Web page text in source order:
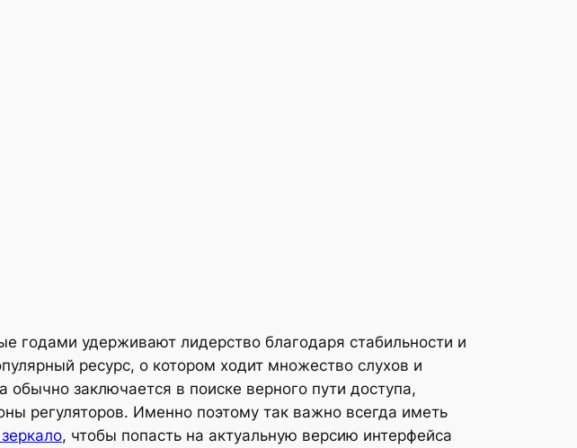
удерживают лидерство благодаря стабильности и
ресурс, о котором ходит множество слухов и
обычно заключается в поиске верного пути доступа,
регуляторов. Именно поэтому так важно всегда иметь
, чтобы попасть на актуальную версию интерфейса